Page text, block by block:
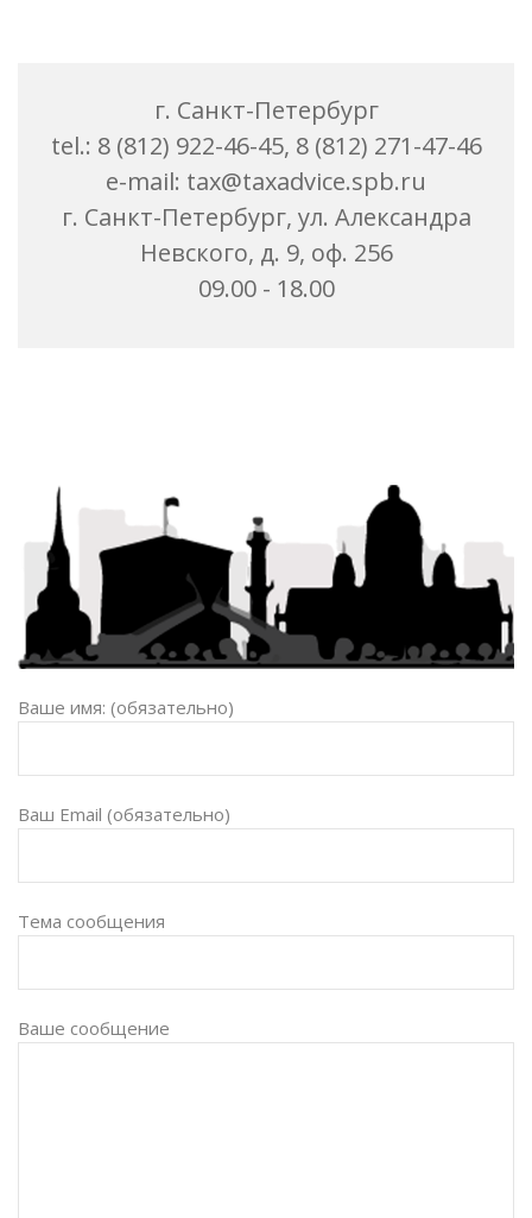
г. Санкт-Петербург
tel.: 8 (812) 922-46-45, 8 (812) 271-47-46
e-mail: tax@taxadvice.spb.ru
г. Санкт-Петербург, ул. Александра
Невского, д. 9, оф. 256
09.00 - 18.00
Ваше имя: (обязательно)
Ваш Email (обязательно)
Тема сообщения
Ваше сообщение